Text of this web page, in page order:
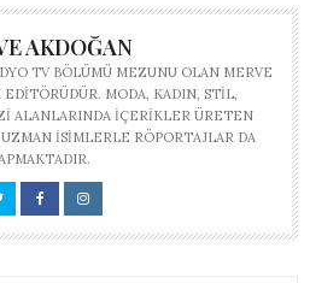
AKDOĞAN
TV BÖLÜMÜ MEZUNU OLAN MERVE
MODA, KADIN, STIL,
ALANLARINDA IÇERIKLER ÜRETEN
ISIMLERLE RÖPORTAJLAR DA